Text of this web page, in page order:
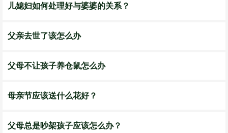
儿媳妇如何处理好与婆婆的关系？
父亲去世了该怎么办
父母不让孩子养仓鼠怎么办
母亲节应该送什么花好？
父母总是吵架孩子应该怎么办？